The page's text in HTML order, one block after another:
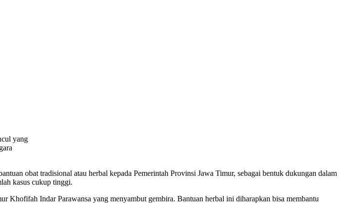
yang
obat tradisional atau herbal kepada Pemerintah Provinsi Jawa Timur, sebagai bentuk dukungan dalam
kasus cukup tinggi.
Khofifah Indar Parawansa yang menyambut gembira. Bantuan herbal ini diharapkan bisa membantu